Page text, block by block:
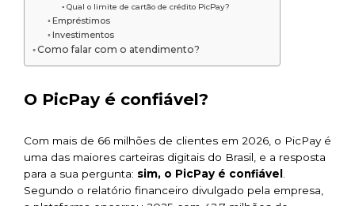
Qual o limite de cartão de crédito PicPay?
Empréstimos
Investimentos
Como falar com o atendimento?
O PicPay é confiável?
Com mais de 66 milhões de clientes em 2026, o PicPay é
uma das maiores carteiras digitais do Brasil, e a resposta
para a sua pergunta: sim, o PicPay é confiável
Segundo o relatório financeiro divulgado pela empresa,